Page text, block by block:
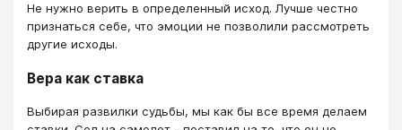
Не нужно верить в определенный исход. Лучше честно
признаться себе, что эмоции не позволили рассмотреть
другие исходы.
Вера как ставка
Выбирая развилки судьбы, мы как бы все время делаем